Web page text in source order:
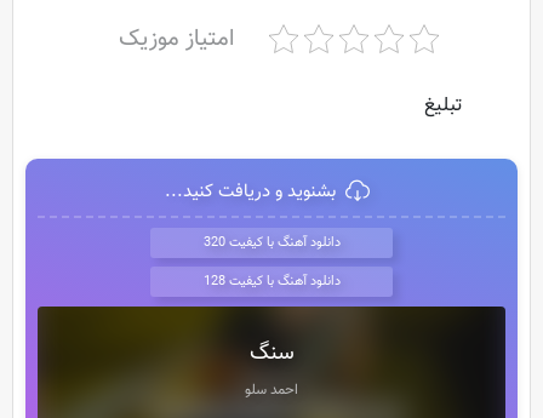
امتیاز موزیک
تبلیغ
بشنوید و دریافت کنید...
دانلود آهنگ با کیفیت 320
دانلود آهنگ با کیفیت 128
سنگ
احمد سلو